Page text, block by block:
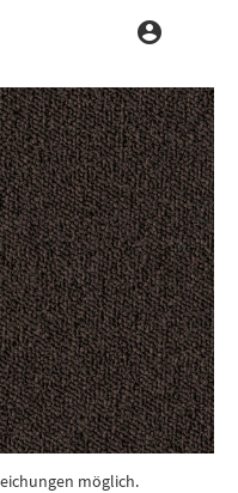
möglich.